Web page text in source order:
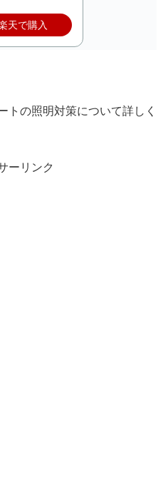
天で購入
トの照明対策について詳しく
ーリンク